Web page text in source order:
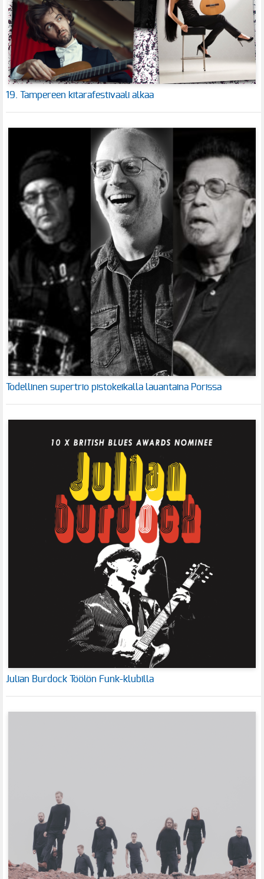
19. Tampereen kitarafestivaali alkaa
Todellinen supertrio pistokeikalla lauantaina Porissa
Julian Burdock Töölön Funk-klubilla